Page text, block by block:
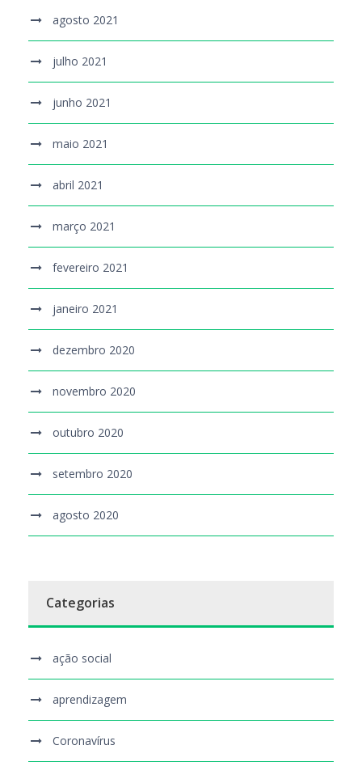
agosto 2021
julho 2021
junho 2021
maio 2021
abril 2021
março 2021
fevereiro 2021
janeiro 2021
dezembro 2020
novembro 2020
outubro 2020
setembro 2020
agosto 2020
Categorias
ação social
aprendizagem
Coronavírus